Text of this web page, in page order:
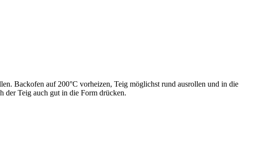
Backofen auf 200°C vorheizen, Teig möglichst rund ausrollen und in die
der Teig auch gut in die Form drücken.